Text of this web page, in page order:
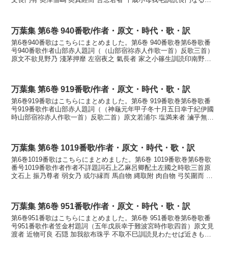
万葉集 第6巻 940番歌/作者・原文・時代・歌・訳
第6巻940番歌はこちらにまとめました。第6巻 940番歌巻第6巻歌番
号940番歌作者山部赤人題詞（（山部宿祢赤人作歌一首）反歌三首）
原文不欲見野乃 淺茅押靡 左宿夜之 氣長者 家之小篠生訓読印南野の
万葉集 第6巻 919番歌/作者・原文・時代・歌・訳
第6巻919番歌はこちらにまとめました。第6巻 919番歌巻第6巻歌番
号919番歌作者山部赤人題詞（（神龜元年甲子冬十月五日幸于紀伊國
時山部宿祢赤人作歌一首）反歌二首）原文若浦尓 塩満来者 滷乎無美
万葉集 第6巻 1019番歌/作者・原文・時代・歌・訳
第6巻1019番歌はこちらにまとめました。第6巻 1019番歌巻第6巻歌
番号1019番歌作者作者不詳題詞石上乙麻呂卿配土左國之時歌三首原
文石上 振乃尊者 弱女乃 或尓縁而 馬自物 縄取附 肉自物 弓笶圍而 王
万葉集 第6巻 951番歌/作者・原文・時代・歌・訳
第6巻951番歌はこちらにまとめました。第6巻 951番歌巻第6巻歌番
号951番歌作者笠金村題詞（五年戊辰幸于難波宮時作歌四首）原文見
渡者 近物可良 石隠 加我欲布珠乎 不取不巳訓読見わたせば近きもの